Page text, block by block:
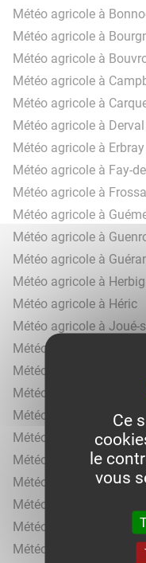
Météo agricole à
Météo agricole à
Météo agricole à
Météo agricole à
Météo agricole à
Météo agricole à Derval
Météo agricole à Erbray
Météo agricole à Fay-
Météo agricole à
Météo agricole à
Météo agricole à
Météo agricole à
Météo agricole à
Météo agricole à Héric
Météo agricole à Joué-
Météo agricole à La
Météo agricole à La
Météo agricole à Legé
Météo agricole à Le
Météo agricole à
Météo agricole à
Météo agricole à
Météo agricole à Nantes
Météo agricole à Nort-
Météo agricole à Nozay
Ce
le
vous